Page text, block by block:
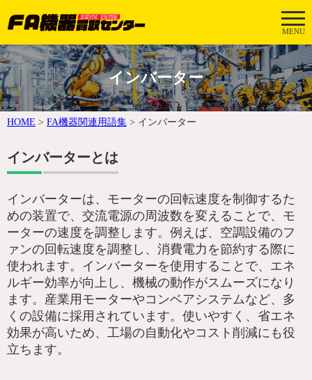
MENU
インバーター
HOME > FA機器関連用語集 > インバーター
インバーターとは
インバーターは、モーターの回転速度を制御するた
めの装置で、交流電源の周波数を変えることで、モ
ーターの速度を調整します。例えば、空調設備のフ
ァンの回転速度を調整し、消費電力を節約する際に
使われます。インバーターを使用することで、エネ
ルギー効率が向上し、機械の動作がスムーズになり
ます。産業用モーターやコンベアシステムなど、多
くの設備に採用されています。使いやすく、省エネ
効果が高いため、工場の自動化やコスト削減にも役
立ちます。